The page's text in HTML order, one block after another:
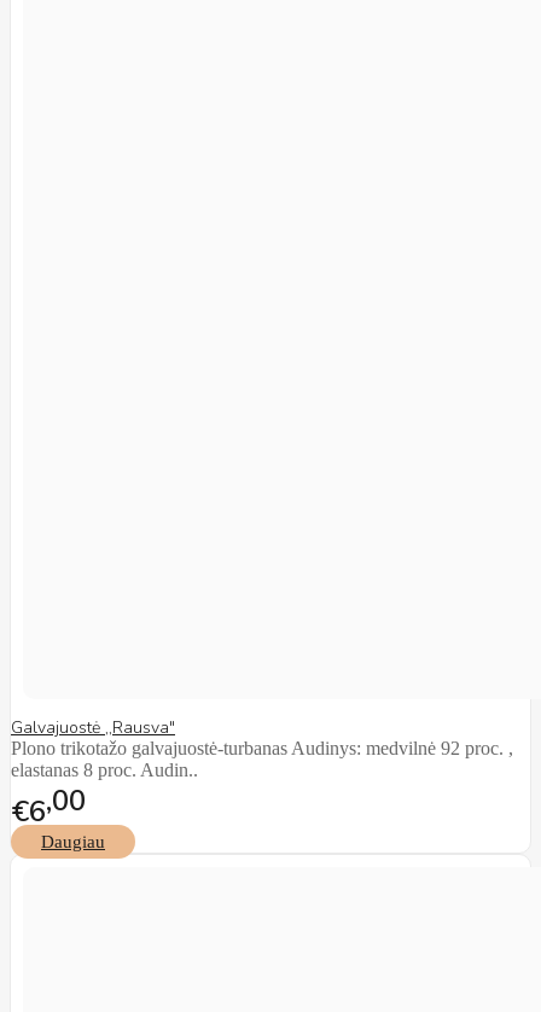
Galvajuostė ,,Rausva"
Plono trikotažo galvajuostė-turbanas Audinys: medvilnė 92 proc. ,
elastanas 8 proc. Audin..
€6 00
Daugiau